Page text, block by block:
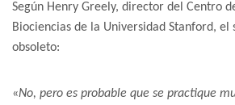
Según Henry Greely, director del Centro
Biociencias de la Universidad Stanford, el
obsoleto:
«No, pero es probable que se practique